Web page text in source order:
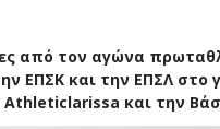
από τον αγώνα
ΕΠΣΚ και την ΕΠΣΛ στο
Αthleticlarissa και την